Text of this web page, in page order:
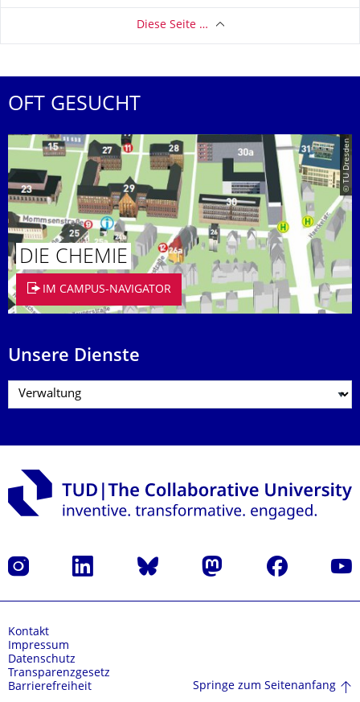
Diese Seite …
OFT GESUCHT
© TU Dresden
DIE CHEMIE
IM CAMPUS-NAVIGATOR
Unsere Dienste
Instagram LinkedIn Bluesky Mastodon Facebook
Kontakt
Impressum
Datenschutz
Transparenzgesetz
Barrierefreiheit
Springe zum Seitenanfang